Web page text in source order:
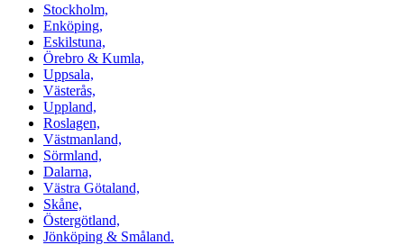
Stockholm,
Enköping,
Eskilstuna,
Örebro & Kumla,
Uppsala,
Västerås,
Uppland,
Roslagen,
Västmanland,
Sörmland,
Dalarna,
Västra Götaland,
Skåne,
Östergötland,
Jönköping & Småland.